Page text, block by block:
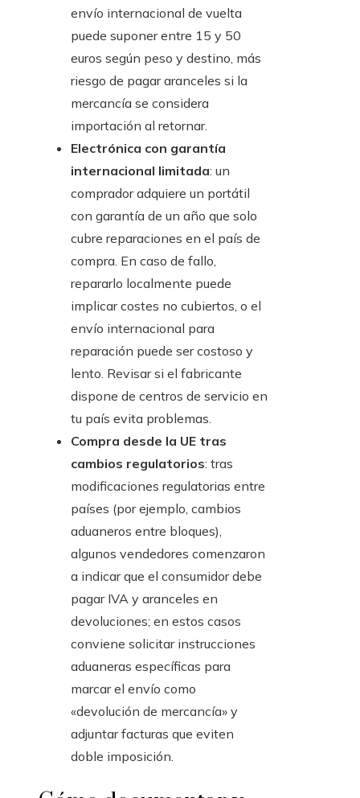
envío internacional de vuelta
puede suponer entre 15 y 50
euros según peso y destino, más
riesgo de pagar aranceles si la
mercancía se considera
importación al retornar.
Electrónica con garantía
internacional limitada: un
comprador adquiere un portátil
con garantía de un año que solo
cubre reparaciones en el país de
compra. En caso de fallo,
repararlo localmente puede
implicar costes no cubiertos, o el
envío internacional para
reparación puede ser costoso y
lento. Revisar si el fabricante
dispone de centros de servicio en
tu país evita problemas.
Compra desde la UE tras
cambios regulatorios: tras
modificaciones regulatorias entre
países (por ejemplo, cambios
aduaneros entre bloques),
algunos vendedores comenzaron
a indicar que el consumidor debe
pagar IVA y aranceles en
devoluciones; en estos casos
conviene solicitar instrucciones
aduaneras específicas para
marcar el envío como
«devolución de mercancía» y
adjuntar facturas que eviten
doble imposición.